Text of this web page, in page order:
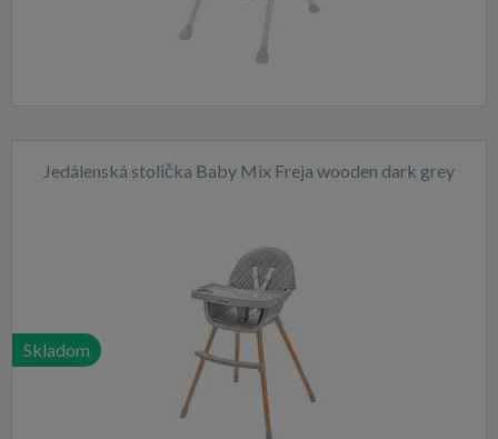
Jedálenská stolička Baby Mix Freja wooden dark grey
Skladom